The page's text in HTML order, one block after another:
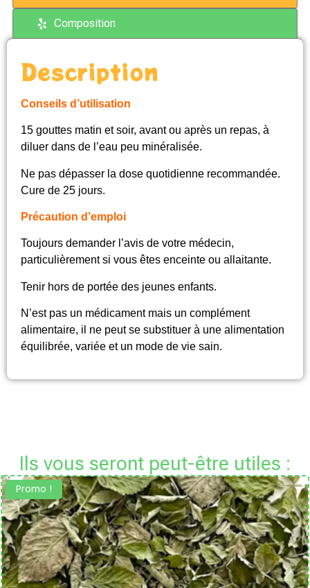
Composition
Description
Conseils d’utilisation
15 gouttes matin et soir, avant ou après un repas, à
diluer dans de l’eau peu minéralisée.
Ne pas dépasser la dose quotidienne recommandée.
Cure de 25 jours.
Précaution d’emploi
Toujours demander l’avis de votre médecin,
particulièrement si vous êtes enceinte ou allaitante.
Tenir hors de portée des jeunes enfants.
N’est pas un médicament mais un complément
alimentaire, il ne peut se substituer à une alimentation
équilibrée, variée et un mode de vie sain.
Ils vous seront peut-être utiles :
Promo !